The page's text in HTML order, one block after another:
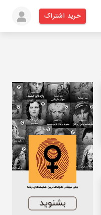
خرید اشتراک